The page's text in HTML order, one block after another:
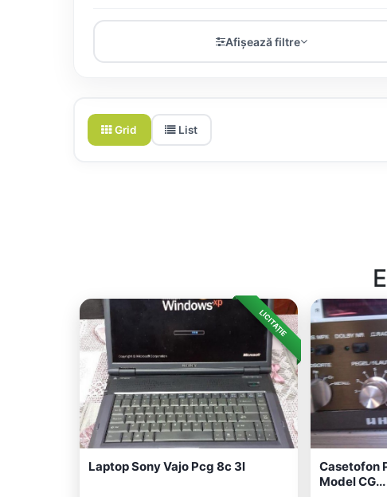
Afișează filtre
Grid List
LICITAȚIE
Laptop Sony Vajo Pcg 8c 3l
Casetofon
Model CG...